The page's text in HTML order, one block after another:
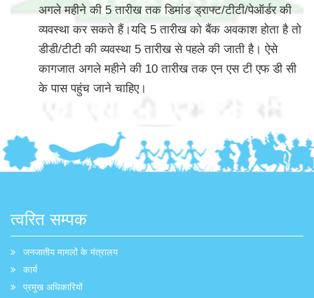
अगले महीने की 5 तारीख तक डिमांड ड्राफ्ट/टीटी/पेऑर्डर की
व्यवस्था कर सकते हैं।यदि 5 तारीख को बैंक अवकाश होता है तो
डीडी/टीटी की व्यवस्था 5 तारीख से पहले की जाती है। ऐसे
कागजात अगले महीने की 10 तारीख तक एन एस टी एफ डी सी
के पास पहुंच जाने चाहिए।
त्वरित सम्पक
जनजातीय मामलों के मंत्रालय
कार्य
प्रमुख अधिकारियों